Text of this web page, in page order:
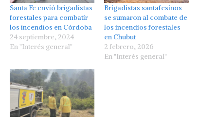
Santa Fe envió brigadistas
forestales para combatir
los incendios en Córdoba
24 septiembre, 2024
En "Interés general"
Brigadistas santafesinos
se sumaron al combate de
los incendios forestales
en Chubut
2 febrero, 2026
En "Interés general"